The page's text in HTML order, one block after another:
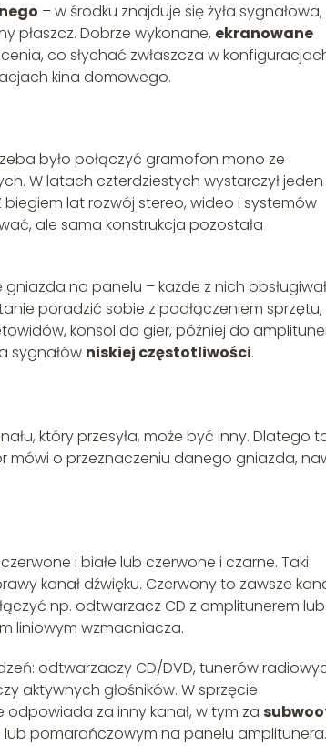
– w środku znajduje się żyła sygnałowa,
płaszcz. Dobrze wykonane, ekranowane
co słychać zwłaszcza w
kina domowego.
było połączyć gramofon mono ze
W latach czterdziestych wystarczył jeden
lat rozwój stereo, wideo i systemów
ale sama konstrukcja pozostała
gniazda na panelu – każde z nich
poradzić sobie z podłączeniem
konsol do gier, później do
sygnałów niskiej częstotliwości.
który przesyła, może być inny. Dlatego
mówi o przeznaczeniu danego gniazda,
i białe lub czerwone i czarne. Taki
kanał dźwięku. Czerwony to zawsze
np. odtwarzacz CD z amplitunerem lub
liniowym wzmacniacza.
odtwarzaczy CD/DVD, tunerów
aktywnych głośników. W sprzęcie
odpowiada za inny kanał, w tym za
pomarańczowym na panelu amplitunera.